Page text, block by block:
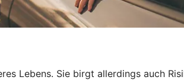
Lebens. Sie birgt allerdings auch